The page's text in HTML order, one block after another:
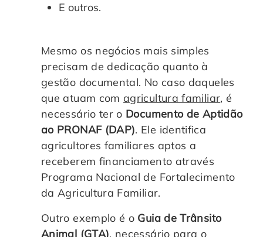
E outros.
Mesmo os negócios mais simples
precisam de dedicação quanto à
gestão documental. No caso daqueles
que atuam comagricultura familiar, é
necessário ter o Documento de Aptidão
ao PRONAF (DAP). Ele identifica
agricultores familiares aptos a
receberem financiamento através
Programa Nacional de Fortalecimento
da Agricultura Familiar.
Outro exemplo é o Guia de Trânsito
Animal (GTA), necessário para o